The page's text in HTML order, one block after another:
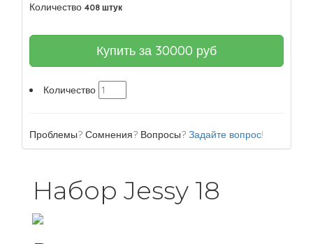
Количество 408 штук
Купить за 30000 руб
Количество
Проблемы? Сомнения? Вопросы? Задайте вопрос!
Набор Jessy 18